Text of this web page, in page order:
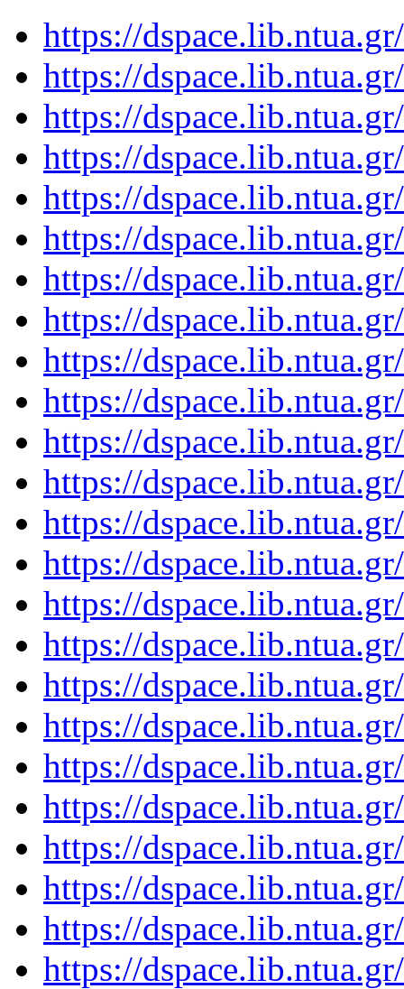
https://
https://
https://
https://
https://
https://
https://
https://
https://
https://
https://
https://
https://
https://
https://
https://
https://
https://
https://
https://
https://
https://
https://
https://